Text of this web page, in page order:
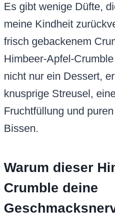
Es gibt wenige Düfte,
meine Kindheit
frisch gebackenem
Himbeer-Apfel-
nicht nur ein Dessert,
knusprige Streusel,
Fruchtfüllung und
Bissen.
Warum dieser
Crumble deine